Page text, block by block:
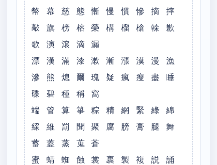
幣 幕 慈 態 慚 慢 慣 慘 摘 摔
敲 旗 榜 榕 榮 構 榴 槍 榦 歉
歌 演 滾 滴 漏
漂 漢 滿 漆 漱 漸 漲 漠 漫 漁
滲 熊 熄 爾 瑰 疑 瘋 瘦 盡 睡
碟 碧 種 稱 窩
端 管 算 箏 粽 精 網 緊 綠 綿
綵 維 罰 聞 聚 腐 膀 膏 腿 舞
蓄 蓋 蒸 蒐 蒼
蜜 蜻 蜘 蝕 裳 裹 製 複 説 誦